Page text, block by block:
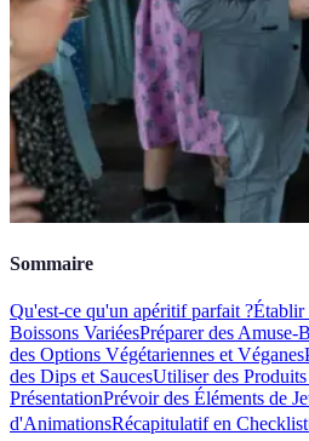
Sommaire
Qu'est-ce qu'un apéritif parfait ?Établir
Boissons VariéesPréparer des Amuse-
des Options Végétariennes et Véganes
des Dips et SaucesUtiliser des
PrésentationPrévoir des Éléments de
d'AnimationsRécapitulatif en Checklist